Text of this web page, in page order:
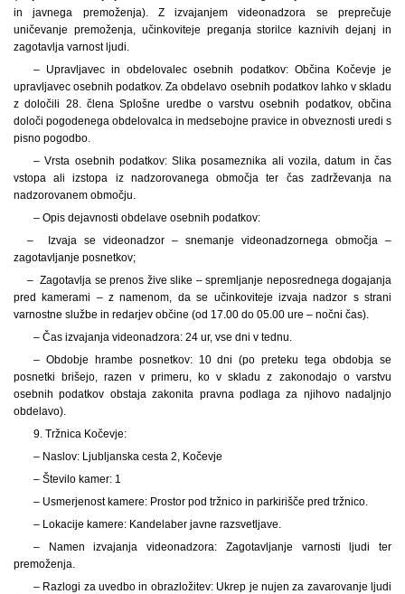
in javnega premoženja). Z izvajanjem videonadzora se preprečuje
uničevanje premoženja, učinkoviteje preganja storilce kaznivih dejanj in
zagotavlja varnost ljudi.
– Upravljavec in obdelovalec osebnih podatkov: Občina Kočevje je
upravljavec osebnih podatkov. Za obdelavo osebnih podatkov lahko v skladu
z določili 28. člena Splošne uredbe o varstvu osebnih podatkov, občina
določi pogodenega obdelovalca in medsebojne pravice in obveznosti uredi s
pisno pogodbo.
– Vrsta osebnih podatkov: Slika posameznika ali vozila, datum in čas
vstopa ali izstopa iz nadzorovanega območja ter čas zadrževanja na
nadzorovanem območju.
– Opis dejavnosti obdelave osebnih podatkov:
– Izvaja se videonadzor – snemanje videonadzornega območja –
zagotavljanje posnetkov;
– Zagotavlja se prenos žive slike – spremljanje neposrednega dogajanja
pred kamerami – z namenom, da se učinkoviteje izvaja nadzor s strani
varnostne službe in redarjev občine (od 17.00 do 05.00 ure – nočni čas).
– Čas izvajanja videonadzora: 24 ur, vse dni v tednu.
– Obdobje hrambe posnetkov: 10 dni (po preteku tega obdobja se
posnetki brišejo, razen v primeru, ko v skladu z zakonodajo o varstvu
osebnih podatkov obstaja zakonita pravna podlaga za njihovo nadaljnjo
obdelavo).
9. Tržnica Kočevje:
– Naslov: Ljubljanska cesta 2, Kočevje
– Število kamer: 1
– Usmerjenost kamere: Prostor pod tržnico in parkirišče pred tržnico.
– Lokacije kamere: Kandelaber javne razsvetljave.
– Namen izvajanja videonadzora: Zagotavljanje varnosti ljudi ter
premoženja.
– Razlogi za uvedbo in obrazložitev: Ukrep je nujen za zavarovanje ljudi